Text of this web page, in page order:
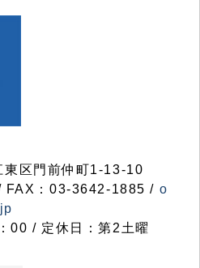
区門前仲町1-13-10
：03-3642-1885 / o
00 / 定休日：第2土曜